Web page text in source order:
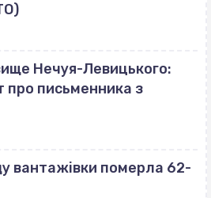
Нечуя-Левицького:
про письменника з
вантажівки померла 62-